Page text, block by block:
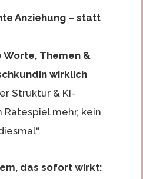
Anziehung – statt
Worte, Themen &
wirklich
Struktur & KI-
mehr, kein
das sofort wirkt: